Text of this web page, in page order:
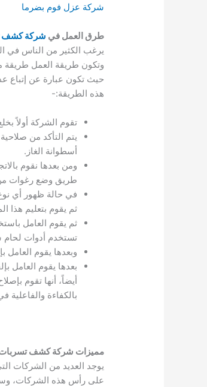
شركة عزل فوم بضرما
طرق العمل في شركة كشف
يرغب الكثير من الناس في
وتكون طريقة العمل طريقة
حيث تكون عبارة عن إتباع
هذه الطريقة:-
تقوم الشركة أولاً
يتم التأكد من
أسطوانة الغاز.
ومن بعدها نقوم
طريق وضع رغوات من
في حالة ظهور أي
ثم يقوم بتعليم
ثم يقوم العامل
تستخدم أدوات لحام
وبعدها يقوم العامل
بعدها يقوم العامل
أيضاً، أنها تقوم
بالكفاءة
مميزات شركة كشف تسربات
يوجد العديد من الشركات
على رأس هذه الشركات،